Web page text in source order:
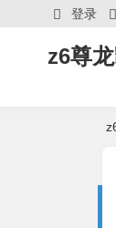
登录
z6尊